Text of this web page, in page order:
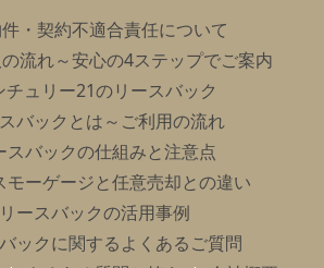
・契約不適合責任について
流れ～安心の4ステップでご案内
チュリー21のリースバック
バックとは～ご利用の流れ
スバックの仕組みと注意点
モーゲージと任意売却との違い
リースバックの活用事例
ックに関するよくあるご質問